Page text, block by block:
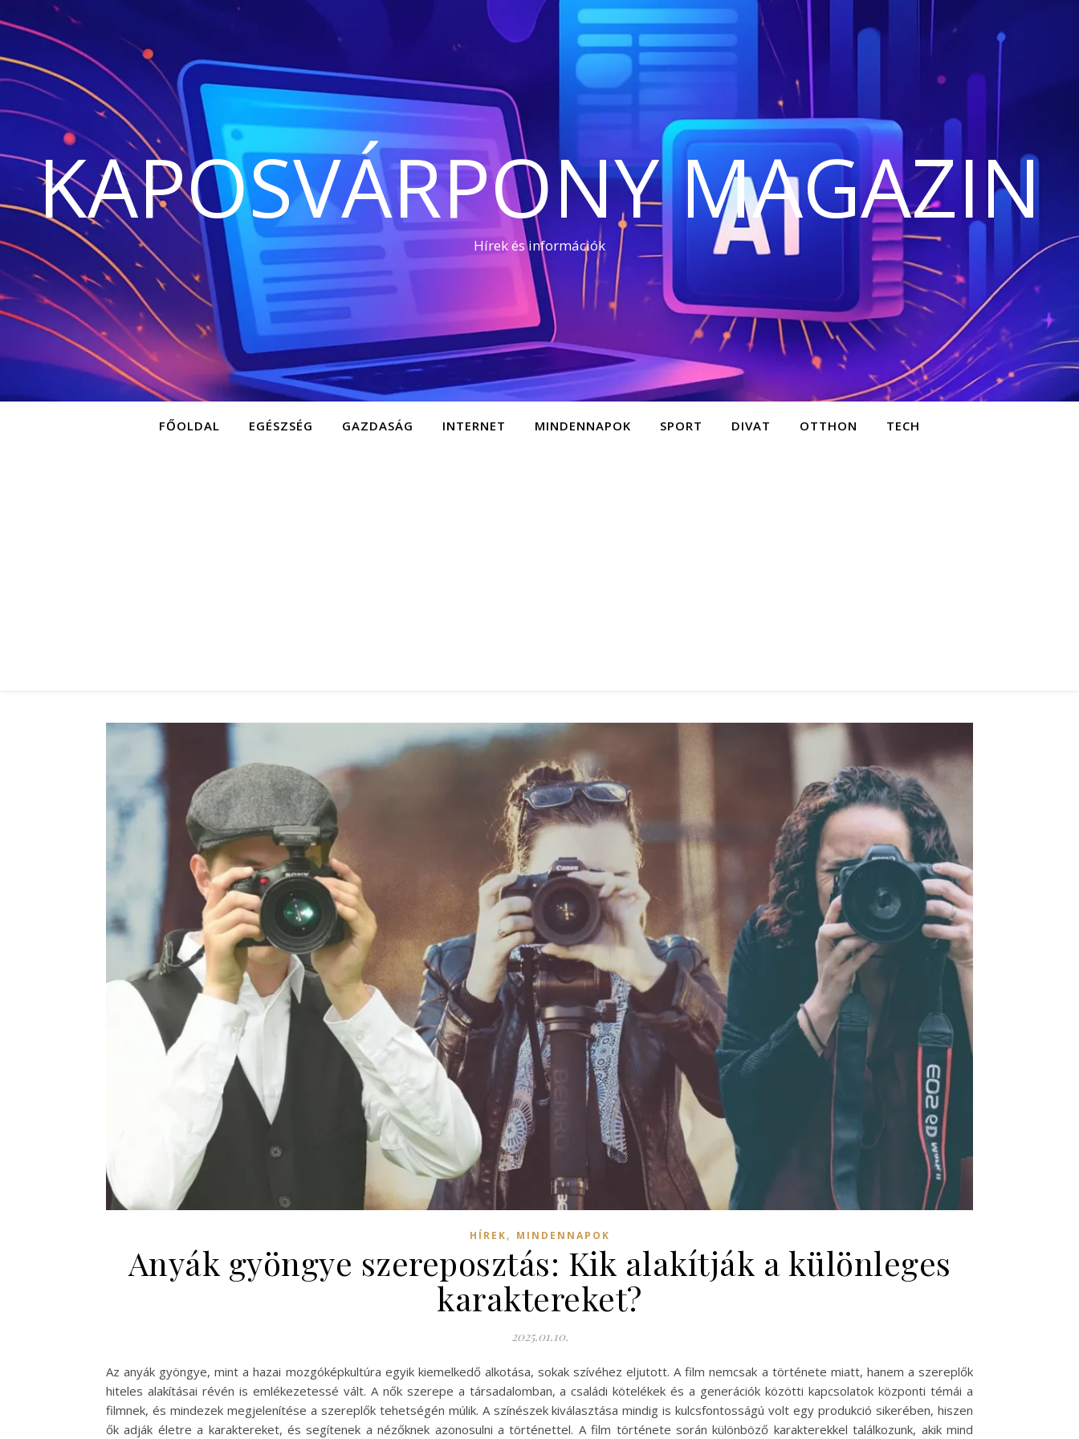
KAPOSVÁRPONY MAGAZIN
Hírek és információk
FŐOLDAL EGÉSZSÉG GAZDASÁG INTERNET MINDENNAPOK SPORT DIVAT OTTHON TECH
HÍREK, MINDENNAPOK
Anyák gyöngye szereposztás: Kik alakítják a különleges
karaktereket?
2025.01.10.
Az anyák gyöngye, mint a hazai mozgóképkultúra egyik kiemelkedő alkotása, sokak szívéhez eljutott. A film nemcsak a története miatt, hanem a szereplők
hiteles alakításai révén is emlékezetessé vált. A nők szerepe a társadalomban, a családi kötelékek és a generációk közötti kapcsolatok központi témái a
filmnek, és mindezek megjelenítése a szereplők tehetségén múlik. A színészek kiválasztása mindig is kulcsfontosságú volt egy produkció sikerében, hiszen
ők adják életre a karaktereket, és segítenek a nézőknek azonosulni a történettel. A film története során különböző karakterekkel találkozunk, akik mind